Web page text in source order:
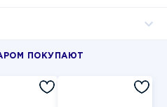
ПОКУПАЮТ